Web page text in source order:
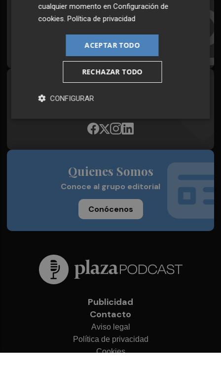
Suscríbete al Boletín
Todos los días a primera hora en tu email
¡Quiero suscribirme!
Plaza Podcast, desde cualquier medio
Quienes Somos
Conoce al grupo editorial
Conócenos
Publicidad
Contacto
Aviso legal
Política de privacidad
Cookies
cualquier momento enConfiguración de
cookies .Política de privacidad
ACEPTAR TODO
RECHAZAR TODO
CONFIGURAR